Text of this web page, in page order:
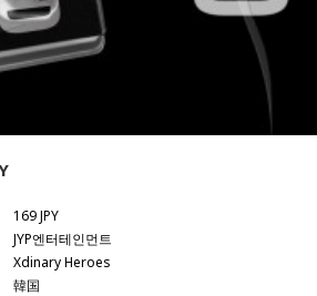
169 JPY
JYP엔터테인먼트
Xdinary Heroes
韓国